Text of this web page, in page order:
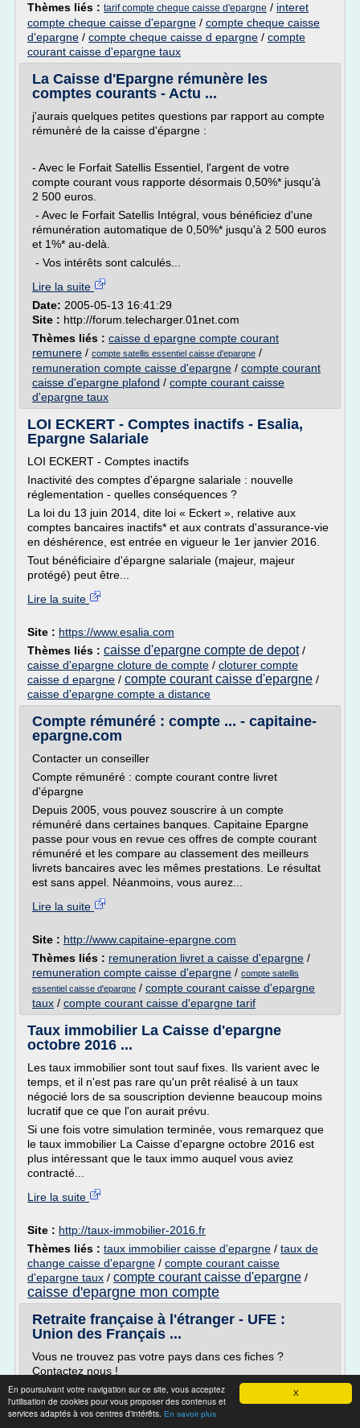
X
En poursuivant votre navigation sur ce site, vous acceptez
l'utilisation de cookies pour vous proposer des contenus et
services adaptés à vos centres d'intérêts. En savoir plus
Thèmes liés : tarif compte cheque caisse d'epargne / interet
compte cheque caisse d'epargne / compte cheque caisse
d'epargne / compte cheque caisse d epargne / compte
courant caisse d'epargne taux
La Caisse d'Epargne rémunère les
comptes courants - Actu ...
j'aurais quelques petites questions par rapport au compte
rémunèré de la caisse d'épargne :
- Avec le Forfait Satellis Essentiel, l'argent de votre
compte courant vous rapporte désormais 0,50%* jusqu'à
2 500 euros.
- Avec le Forfait Satellis Intégral, vous bénéficiez d'une
rémunération automatique de 0,50%* jusqu'à 2 500 euros
et 1%* au-delà.
- Vos intérêts sont calculés...
Lire la suite
Date: 2005-05-13 16:41:29
Site : http://forum.telecharger.01net.com
Thèmes liés : caisse d epargne compte courant
remunere / compte satellis essentiel caisse d'epargne /
remuneration compte caisse d'epargne / compte courant
caisse d'epargne plafond / compte courant caisse
d'epargne taux
LOI ECKERT - Comptes inactifs - Esalia,
Epargne Salariale
LOI ECKERT - Comptes inactifs
Inactivité des comptes d'épargne salariale : nouvelle
réglementation - quelles conséquences ?
La loi du 13 juin 2014, dite loi « Eckert », relative aux
comptes bancaires inactifs* et aux contrats d'assurance-vie
en déshérence, est entrée en vigueur le 1er janvier 2016.
Tout bénéficiaire d'épargne salariale (majeur, majeur
protégé) peut être...
Lire la suite
Site : https://www.esalia.com
Thèmes liés : caisse d'epargne compte de depot/
caisse d'epargne cloture de compte / cloturer compte
caisse d epargne / compte courant caisse d'epargne /
caisse d'epargne compte a distance
Compte rémunéré : compte ... - capitaine-
epargne.com
Contacter un conseiller
Compte rémunéré : compte courant contre livret
d'épargne
Depuis 2005, vous pouvez souscrire à un compte
rémunéré dans certaines banques. Capitaine Epargne
passe pour vous en revue ces offres de compte courant
rémunéré et les compare au classement des meilleurs
livrets bancaires avec les mêmes prestations. Le résultat
est sans appel. Néanmoins, vous aurez...
Lire la suite
Site : http://www.capitaine-epargne.com
Thèmes liés : remuneration livret a caisse d'epargne /
remuneration compte caisse d'epargne / compte satellis
essentiel caisse d'epargne / compte courant caisse d'epargne
taux / compte courant caisse d'epargne tarif
Taux immobilier La Caisse d'epargne
octobre 2016 ...
Les taux immobilier sont tout sauf fixes. Ils varient avec le
temps, et il n'est pas rare qu'un prêt réalisé à un taux
négocié lors de sa souscription devienne beaucoup moins
lucratif que ce que l'on aurait prévu.
Si une fois votre simulation terminée, vous remarquez que
le taux immobilier La Caisse d'epargne octobre 2016 est
plus intéressant que le taux immo auquel vous aviez
contracté...
Lire la suite
Site : http://taux-immobilier-2016.fr
Thèmes liés : taux immobilier caisse d'epargne / taux de
change caisse d'epargne / compte courant caisse
d'epargne taux / compte courant caisse d'epargne /
caisse d'epargne mon compte
Retraite française à l'étranger - UFE :
Union des Français ...
Vous ne trouvez pas votre pays dans ces fiches ?
Contactez nous !
Vous êtes ici
Je m'expatrie